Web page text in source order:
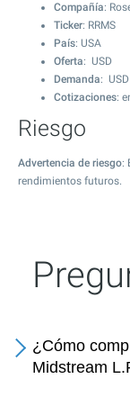
Compañía:
Ticker: RRMS
País: USA
Oferta: USD
Demanda: USD
Cotizaciones:
Riesgo
Advertencia de riesgo:
rendimientos futuros.
¿Cómo
Midstream